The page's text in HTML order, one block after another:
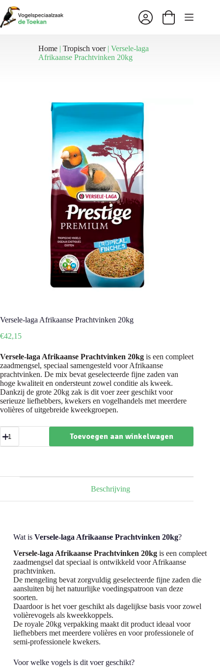
naar
de
inhoud
Winkelwagen
Home |Tropisch voer|Versele-laga
Afrikaanse Prachtvinken 20kg
Versele-laga Afrikaanse Prachtvinken 20kg
€42,15
Versele-laga Afrikaanse Prachtvinken 20kg is een compleet
zaadmengsel, speciaal samengesteld voor Afrikaanse
prachtvinken. De mix bevat geselecteerde fijne zaden van
hoge kwaliteit en ondersteunt zowel conditie als kweek.
Dankzij de grote 20kg zak is dit voer zeer geschikt voor
serieuze liefhebbers, kwekers en vogelhandels met meerdere
volières of uitgebreide kweekgroepen.
laga
Afrikaanse
Toevoegen aan winkelwagen
Beschrijving
Wat is Versele-laga Afrikaanse Prachtvinken 20kg?
Versele-laga Afrikaanse Prachtvinken 20kgis een compleet
zaadmengsel dat speciaal is ontwikkeld voor Afrikaanse
prachtvinken.
De mengeling bevat zorgvuldig geselecteerde fijne zaden die
aansluiten bij het natuurlijke voedingspatroon van deze
soorten.
Daardoor is het voer geschikt als dagelijkse basis voor zowel
volièrevogels als kweekkoppels.
De royale 20kg verpakking maakt dit product ideaal voor
liefhebbers met meerdere volières en voor professionele of
semi-professionele kwekers.
Voor welke vogels is dit voer geschikt?